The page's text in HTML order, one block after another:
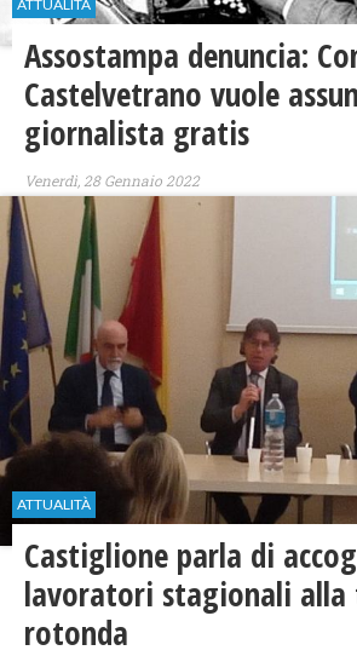
ATTUALITÀ
Assostampa denuncia:
Castelvetrano vuole
giornalista gratis
Venerdì, 28 Gennaio 2022
ATTUALITÀ
Castiglione parla di
lavoratori stagionali alla
rotonda